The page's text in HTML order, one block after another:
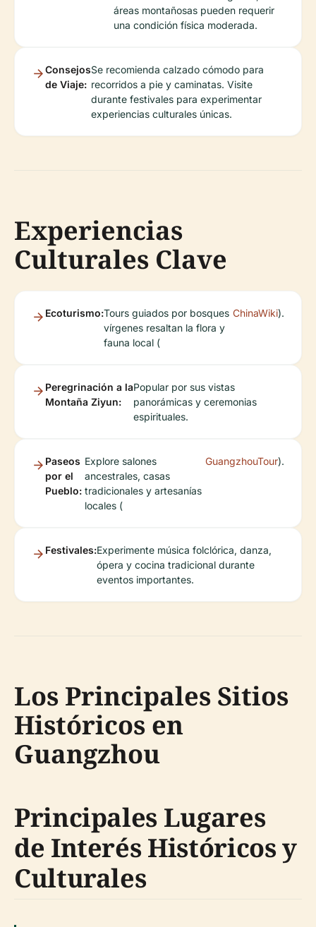
áreas montañosas pueden requerir
una condición física moderada.
Consejos
de Viaje:
Se recomienda calzado cómodo para
recorridos a pie y caminatas. Visite
durante festivales para experimentar
experiencias culturales únicas.
Experiencias
Culturales Clave
Ecoturismo:Tours guiados por bosques
vírgenes resaltan la flora y
fauna local (
ChinaWiki).
Peregrinación a la
Montaña Ziyun:
Popular por sus vistas
panorámicas y ceremonias
espirituales.
Paseos
por el
Pueblo:
Explore salones
ancestrales, casas
tradicionales y artesanías
locales (
GuangzhouTour).
Festivales:Experimente música folclórica, danza,
ópera y cocina tradicional durante
eventos importantes.
Los Principales Sitios
Históricos en
Guangzhou
Principales Lugares
de Interés Históricos y
Culturales